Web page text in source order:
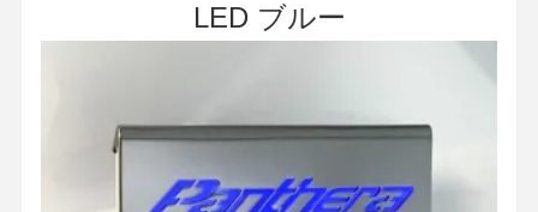
LED ブルー